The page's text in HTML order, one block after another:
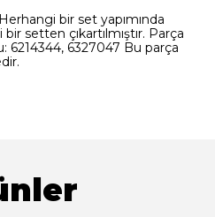
bir set yapımında
bir setten çıkartılmıştır. Parça
6214344, 6327047 Bu parça